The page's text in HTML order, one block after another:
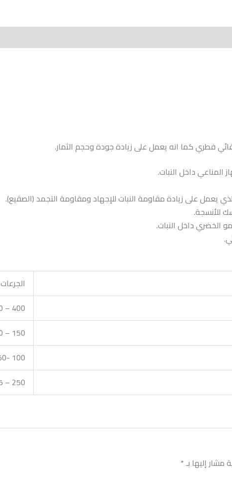
فطري كما انه يعمل على زيادة جودة وحجم الثمار.
يعمل على زيادة مقاومة النبات للإجهاد ومقاومة التجمد (الصقيع).
للأنسجة.
الخضري داخل النبات.
الجرعات
400 – 500 جرام/ فدان
150 – 250 جرام/ 100 لتر
100 -150 جرام/ 100 لتر
250 – 275 جرام/ 100 لتر
مشار إليها بـ*